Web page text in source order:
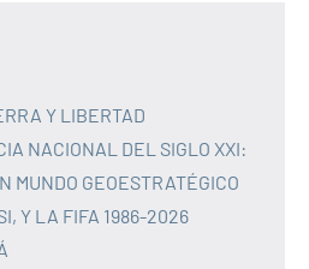
Y LIBERTAD
NACIONAL DEL SIGLO XXI:
MUNDO GEOESTRATÉGICO
Y LA FIFA 1986-2026